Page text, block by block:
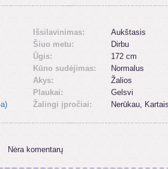
Išsilavinimas:
Aukštasis
Šiuo metu:
Dirbu
Ūgis:
172 cm
Kūno sudėjimas:
Normalus
Akys:
Žalios
Plaukai:
Gelsvi
Žalingi įpročiai:
Nerūkau,
Nėra komentarų